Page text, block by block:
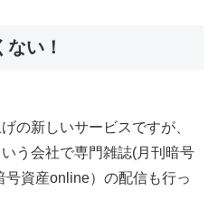
い！
の新しいサービスですが、
う会社で専門雑誌(月刊暗号
資産online）の配信も行っ